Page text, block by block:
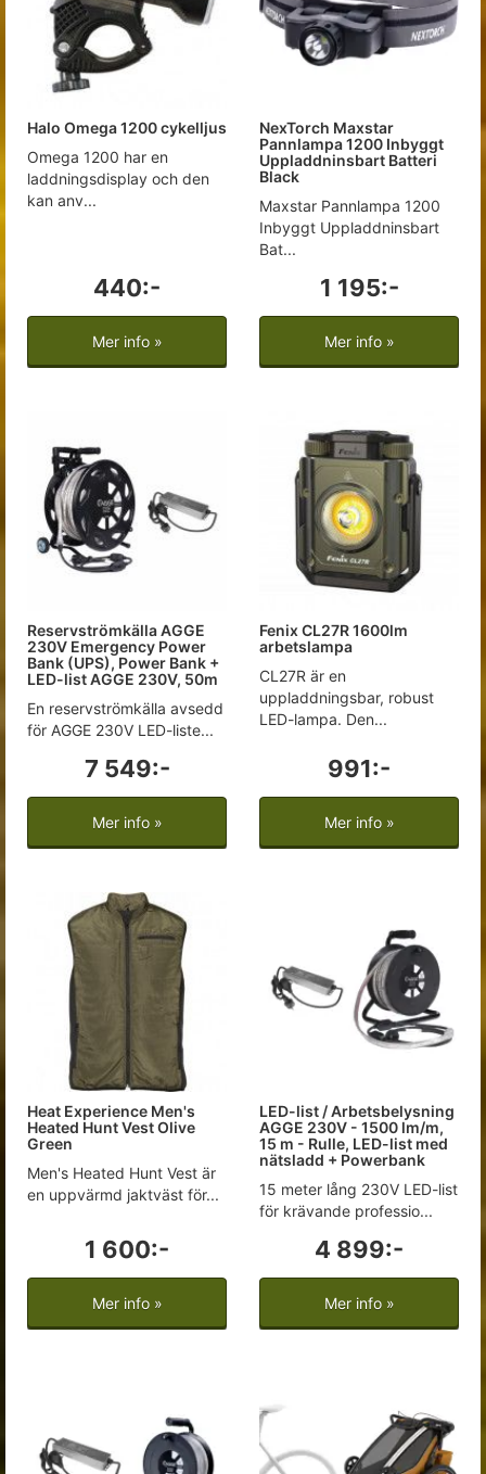
Halo Omega 1200 cykelljus
Omega 1200 har en
laddningsdisplay och den
kan anv...
440:-
Mer info »
NexTorch Maxstar
Pannlampa 1200 Inbyggt
Uppladdninsbart Batteri
Black
Maxstar Pannlampa 1200
Inbyggt Uppladdninsbart
Bat...
1 195:-
Mer info »
Reservströmkälla AGGE
230V Emergency Power
Bank (UPS), Power Bank +
LED-list AGGE 230V, 50m
En reservströmkälla avsedd
för AGGE 230V LED-liste...
7 549:-
Mer info »
Fenix CL27R 1600lm
arbetslampa
CL27R är en
uppladdningsbar, robust
LED-lampa. Den...
991:-
Mer info »
Heat Experience Men's
Heated Hunt Vest Olive
Green
Men's Heated Hunt Vest är
en uppvärmd jaktväst för...
1 600:-
Mer info »
LED-list / Arbetsbelysning
AGGE 230V - 1500 lm/m,
15 m - Rulle, LED-list med
nätsladd + Powerbank
15 meter lång 230V LED-list
för krävande professio...
4 899:-
Mer info »